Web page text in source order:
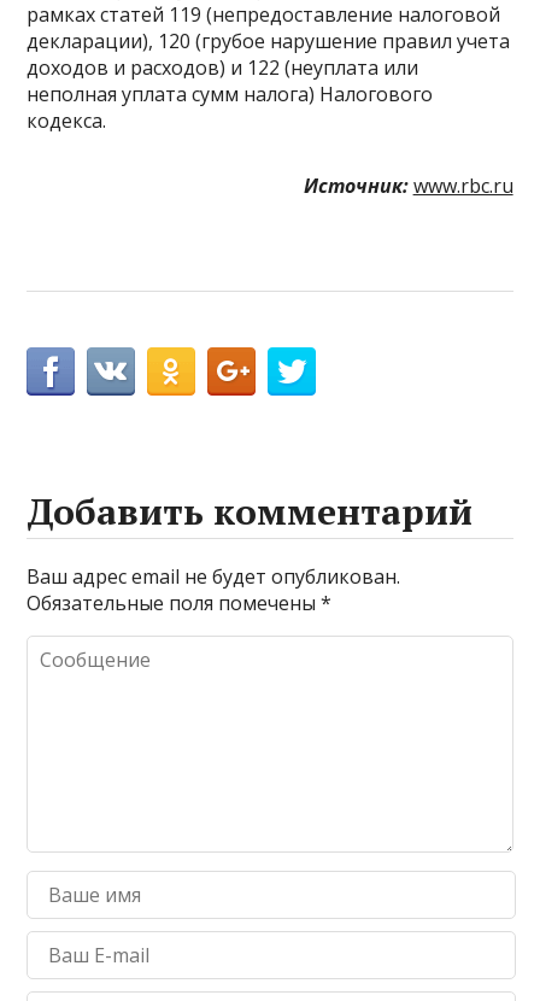
рамках статей 119 (непредоставление налоговой
декларации), 120 (грубое нарушение правил учета
доходов и расходов) и 122 (неуплата или
неполная уплата сумм налога) Налогового
кодекса.
Источник: www.rbc.ru
Добавить комментарий
Ваш адрес email не будет опубликован.
Обязательные поля помечены*